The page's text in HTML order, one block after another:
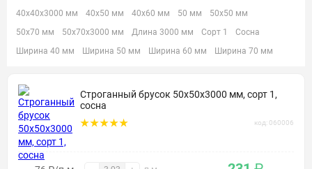
40х40х3000 мм
40х50 мм 40х60 мм 50 мм
50х50 мм
50х70 мм
50х70х3000 мм Длина 3000 мм Сорт 1
Сосна
Ширина 40 мм
Ширина 50 мм Ширина 60 мм Ширина 70 мм
Строганный брусок 50х50х3000 мм, сорт 1,
сосна
код: 060006